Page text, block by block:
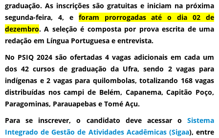
graduação. As inscrições são gratuitas e iniciam na próxima
segunda-feira, 4, e foram prorrogadas até o dia 02 de
dezembro. A seleção é composta por prova escrita de uma
redação em Língua Portuguesa e entrevista.
No PSIQ 2024 são ofertadas 4 vagas adicionais em cada um
dos 42 cursos de graduação da Ufra, sendo 2 vagas para
indígenas e 2 vagas para quilombolas, totalizando 168 vagas
distribuídas nos campi de Belém, Capanema, Capitão Poço,
Paragominas, Parauapebas e Tomé Açu.
Para se inscrever, o candidato deve acessar o Sistema
Integrado de Gestão de Atividades Acadêmicas (Sigaa), entre